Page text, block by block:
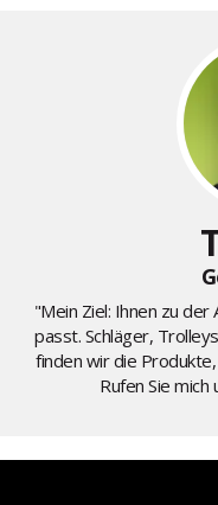
"Mein Ziel: Ihnen zu
passt. Schläger,
finden wir die
Rufen Sie mich